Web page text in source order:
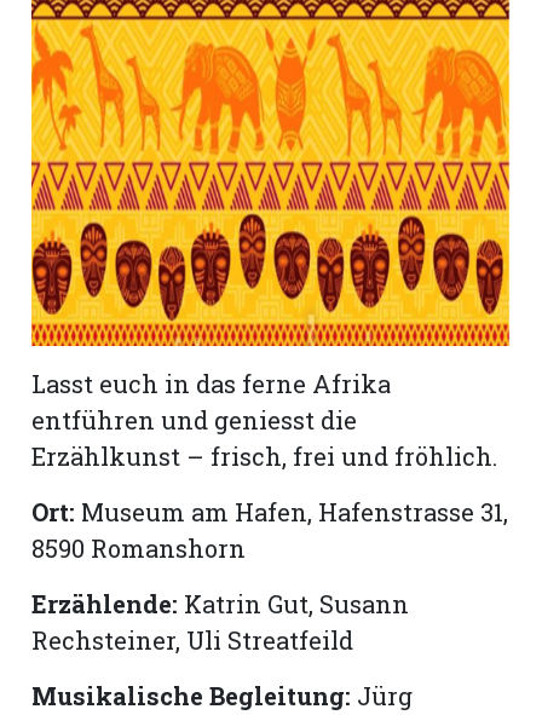
Lasst euch in das ferne Afrika
entführen und geniesst die
Erzählkunst – frisch, frei und fröhlich.
Ort: Museum am Hafen, Hafenstrasse 31,
8590 Romanshorn
Erzählende: Katrin Gut, Susann
Rechsteiner, Uli Streatfeild
Musikalische Begleitung: Jürg